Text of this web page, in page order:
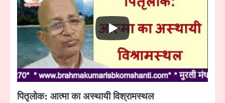
पितृलोक: आत्मा का अस्थायी विश्रामस्थल